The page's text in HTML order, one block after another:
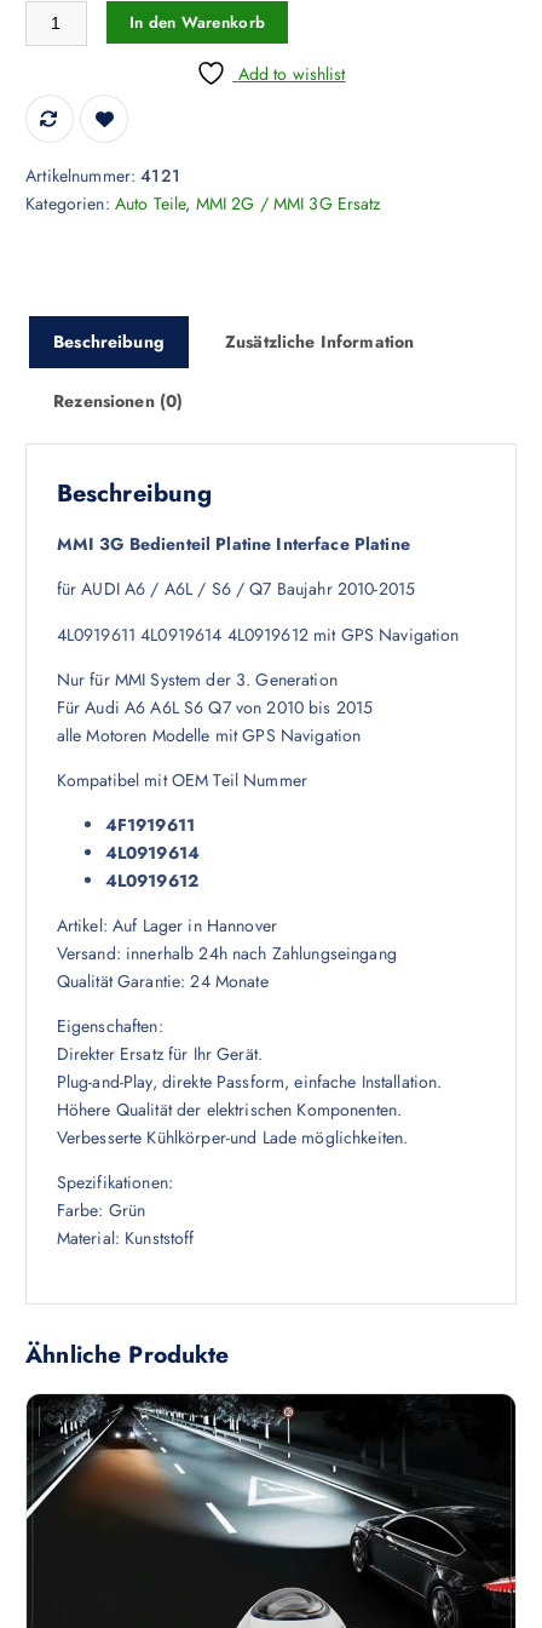
MMI 3G Bedienteil Platine mit Navigation 4L0919611 für Audi A6 Q7
In den Warenkorb
Add to wishlist
Artikelnummer:4121
Kategorien: Auto Teile, MMI 2G / MMI 3G Ersatz
Beschreibung Zusätzliche Information
Rezensionen (0)
Beschreibung
MMI 3G Bedienteil Platine Interface Platine
für AUDI A6 / A6L / S6 / Q7 Baujahr 2010-2015
4L0919611 4L0919614 4L0919612 mit GPS Navigation
Nur für MMI System der 3. Generation
Für Audi A6 A6L S6 Q7 von 2010 bis 2015
alle Motoren Modelle mit GPS Navigation
Kompatibel mit OEM Teil Nummer
4F1919611
4L0919614
4L0919612
Artikel: Auf Lager in Hannover
Versand: innerhalb 24h nach Zahlungseingang
Qualität Garantie: 24 Monate
Eigenschaften:
Direkter Ersatz für Ihr Gerät.
Plug-and-Play, direkte Passform, einfache Installation.
Höhere Qualität der elektrischen Komponenten.
Verbesserte Kühlkörper-und Lade möglichkeiten.
Spezifikationen:
Farbe: Grün
Material: Kunststoff
Ähnliche Produkte